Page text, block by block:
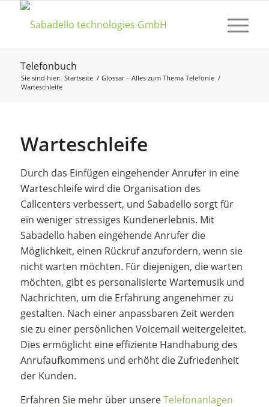
Telefonbuch
Sie sind hier: Startseite / Glossar – Alles zum Thema Telefonie /
Warteschleife
Warteschleife
Durch das Einfügen eingehender Anrufer in eine
Warteschleife wird die Organisation des
Callcenters verbessert, und Sabadello sorgt für
ein weniger stressiges Kundenerlebnis. Mit
Sabadello haben eingehende Anrufer die
Möglichkeit, einen Rückruf anzufordern, wenn sie
nicht warten möchten. Für diejenigen, die warten
möchten, gibt es personalisierte Wartemusik und
Nachrichten, um die Erfahrung angenehmer zu
gestalten. Nach einer anpassbaren Zeit werden
sie zu einer persönlichen Voicemail weitergeleitet.
Dies ermöglicht eine effiziente Handhabung des
Anrufaufkommens und erhöht die Zufriedenheit
der Kunden.
Erfahren Sie mehr über unsereTelefonanlagen